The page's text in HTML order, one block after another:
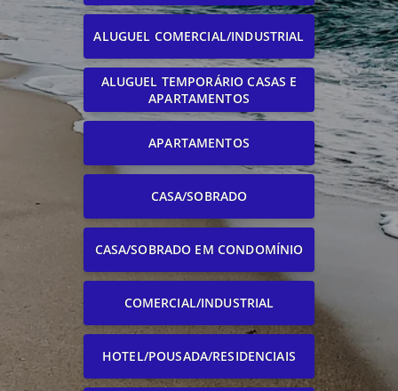
ALUGUEL COMERCIAL/INDUSTRIAL
ALUGUEL TEMPORÁRIO CASAS E
APARTAMENTOS
APARTAMENTOS
CASA/SOBRADO
CASA/SOBRADO EM CONDOMÍNIO
COMERCIAL/INDUSTRIAL
HOTEL/POUSADA/RESIDENCIAIS